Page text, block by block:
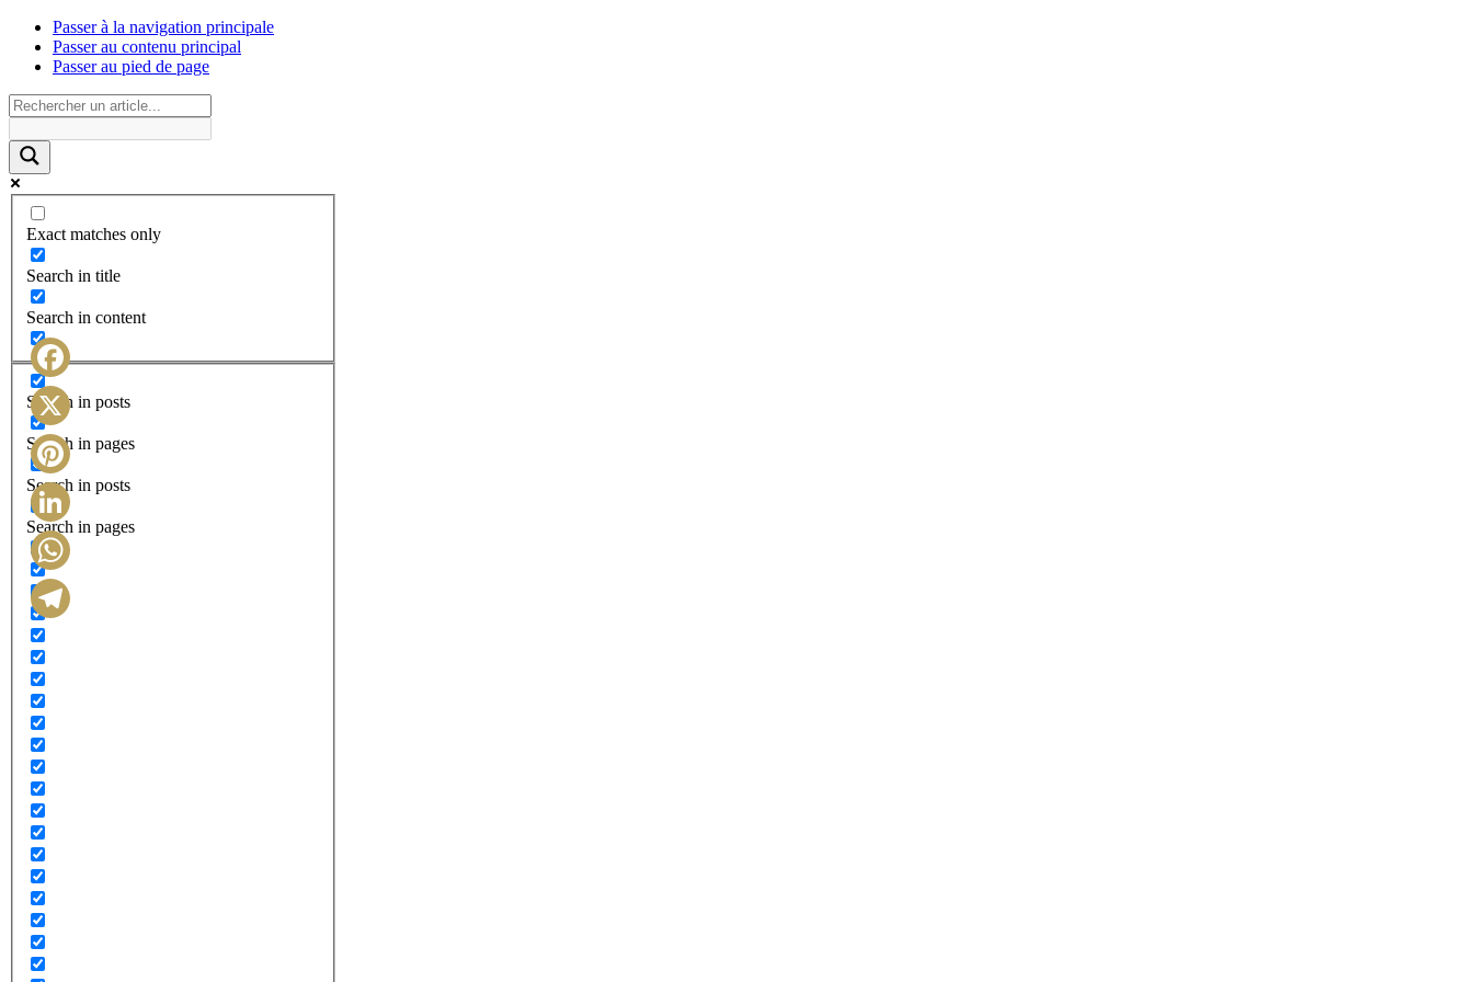
Passer à la navigation principale
Passer au contenu principal
Passer au pied de page
Exact matches only
Search in title
Search in content
Search in posts
Search in pages
Search in posts
Search in pages
Facebook
X
Pinterest
LinkedIn
WhatsApp
Telegram